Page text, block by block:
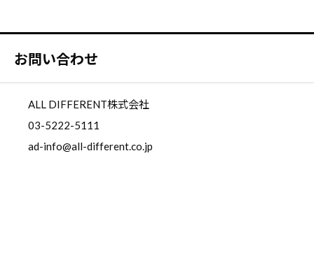
お問い合わせ
ALL DIFFERENT株式会社
03-5222-5111
ad-info@all-different.co.jp